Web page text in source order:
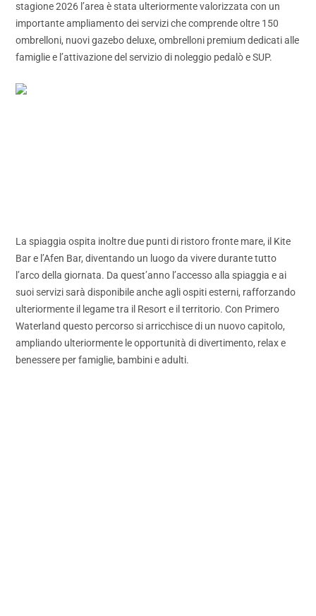
stagione 2026 l’area è stata ulteriormente valorizzata con un
importante ampliamento dei servizi che comprende oltre 150
ombrelloni, nuovi gazebo deluxe, ombrelloni premium dedicati alle
famiglie e l’attivazione del servizio di noleggio pedalò e SUP.
La spiaggia ospita inoltre due punti di ristoro fronte mare, il Kite
Bar e l’Afen Bar, diventando un luogo da vivere durante tutto
l’arco della giornata. Da quest’anno l’accesso alla spiaggia e ai
suoi servizi sarà disponibile anche agli ospiti esterni, rafforzando
ulteriormente il legame tra il Resort e il territorio. Con Primero
Waterland questo percorso si arricchisce di un nuovo capitolo,
ampliando ulteriormente le opportunità di divertimento, relax e
benessere per famiglie, bambini e adulti.